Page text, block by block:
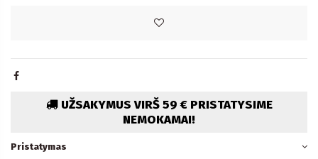
UŽSAKYMUS VIRŠ 59 € PRISTATYSIME
NEMOKAMAI!
Pristatymas